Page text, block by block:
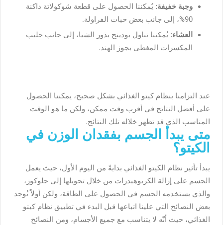
وجبة خفيفة: يُمكننا الحصول على قطعة شوكولاتة داكنة
90%، إلى جانب بعض حبات الفراولة.
العشاء: يُمكننا تناول بودينج بذور الشيا، إلى جانب حليب
المكسرات المغطى بجوز الهند.
عند التزامنا بنظام كيتو الغذائي بشكل صحيح، يمكننا الحصول
على أفضل النتائج في أقرب وقت ممكن، ولكن ما هو الوقت
المناسب الذي قد تظهر خلاله تلك النتائج.
متى يبدأ الجسم بفقدان الوزن في
الكيتو؟
يبدأ تأثير نظام الكيتو الغذائي بدايةً من اليوم الأول، حيث يعمل
الجسم على إزالة الكربوهيدرات من خلال تحويلها إلى جلوكوز،
والذي يستخدمه الجسم في الحصول على الطاقة، ولكن أولاً تُوجد
بعض النصائح التي علينا اتباعها قبل البدء في تطبيق نظام كيتو
الغذائي، حيث أنّه لا يتناسب مع جميع الأجسام، ومن النصائح